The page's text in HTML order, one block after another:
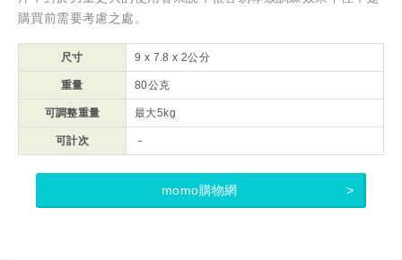
購買前需要考慮之處。
尺寸 9 x 7.8 x 2公分
重量 80公克
可調整重量 最大5kg
可計次 －
momo購物網